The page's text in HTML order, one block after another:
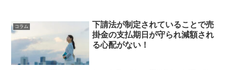
コラム
下請法が制定されていることで売
掛金の支払期日が守られ減額され
る心配がない！